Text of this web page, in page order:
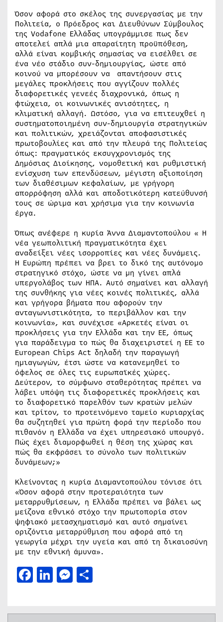
Όσον αφορά στο σκέλος της συνεργασίας με την
Πολιτεία, ο Πρόεδρος και Διευθύνων Σύμβουλος
της Vodafone Ελλάδας υπογράμμισε πως δεν
αποτελεί απλά μια απαραίτητη προϋπόθεση,
αλλά είναι κομβικής σημασίας να εισέλθει σε
ένα νέο στάδιο συν-δημιουργίας, ώστε από
κοινού να μπορέσουν να απαντήσουν στις
μεγάλες προκλήσεις που αγγίζουν πολλές
διαφορετικές γενεές διαχρονικά, όπως η
φτώχεια, οι κοινωνικές ανισότητες, η
κλιματική αλλαγή. Ωστόσο, για να επιτευχθεί η
συστηματοποιημένη συν-δημιουργία στρατηγικών
και πολιτικών, χρειάζονται αποφασιστικές
πρωτοβουλίες και από την πλευρά της Πολιτείας
όπως: πραγματικός εκσυγχρονισμός της
Δημόσιας Διοίκησης, νομοθετική και ρυθμιστική
ενίσχυση των επενδύσεων, μέγιστη αξιοποίηση
των διαθέσιμων κεφαλαίων, με γρήγορη
απορρόφηση αλλά και αποδοτικότερη κατεύθυνσή
τους σε ώριμα και χρήσιμα για την κοινωνία
έργα.
Όπως ανέφερε η κυρία Άννα Διαμαντοπούλου « Η
νέα γεωπολιτική πραγματικότητα έχει
αναδείξει νέες ισορροπίες και νέες δυνάμεις.
Η Ευρώπη πρέπει να βρει το δικό της αυτόνομο
στρατηγικό στόχο, ώστε να μη γίνει απλά
υπεργολάβος των ΗΠΑ. Αυτό σημαίνει και αλλαγή
της συνθήκης για νέες κοινές πολιτικές, αλλά
και γρήγορα βήματα που αφορούν την
ανταγωνιστικότητα, το περιβάλλον και την
κοινωνία», και συνέχισε «Αρκετές είναι οι
προκλήσεις για την Ελλάδα και την ΕΕ, όπως
για παράδειγμα το πώς θα διαχειριστεί η ΕΕ το
European Chips Act δηλαδή την παραγωγή
ημιαγωγών, έτσι ώστε να κατανεμηθεί το
όφελος σε όλες τις ευρωπαϊκές χώρες.
Δεύτερον, το σύμφωνο σταθερότητας πρέπει να
λάβει υπόψη τις διαφορετικές προκλήσεις και
το διαφορετικό παρελθόν των κρατών μελών
και τρίτον, το προτεινόμενο ταμείο κυριαρχίας
θα συζητηθεί για πρώτη φορά την περίοδο που
πιθανόν η Ελλάδα να έχει υπηρεσιακό υπουργό.
Πώς έχει διαμορφωθεί η θέση της χώρας και
πώς θα εκφράσει το σύνολο των πολιτικών
δυνάμεων;»
Κλείνοντας η κυρία Διαμαντοπούλου τόνισε ότι
«Όσον αφορά στην προτεραιότητα των
μεταρρυθμίσεων, η Ελλάδα πρέπει να βάλει ως
μείζονα εθνικό στόχο την πρωτοπορία στον
ψηφιακό μετασχηματισμό και αυτό σημαίνει
οριζόντια μεταρρύθμιση που αφορά από τη
γεωργία μέχρι την υγεία και από τη δικαιοσύνη
με την εθνική άμυνα».
Facebook
LinkedIn
Messenger